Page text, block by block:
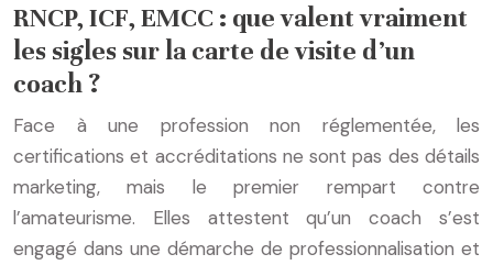
RNCP, ICF, EMCC : que valent vraiment
les sigles sur la carte de visite d’un
coach ?
Face à une profession non réglementée, les
certifications et accréditations ne sont pas des détails
marketing, mais le premier rempart contre
l’amateurisme. Elles attestent qu’un coach s’est
engagé dans une démarche de professionnalisation et